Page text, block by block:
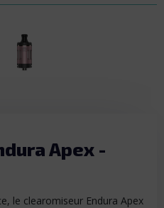
ne commencez pas.
Apex -
le clearomiseur Endura Apex